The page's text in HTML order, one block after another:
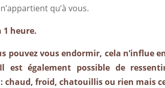
qu’à vous.
1 heure.
pouvez vous endormir, cela n’influe
est également possible de
chaud, froid, chatouillis ou rien mais